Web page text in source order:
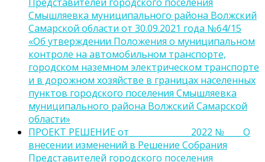
Смышляевка муниципального района Волжский
Самарской области от 30.09.2021 года №64/15
«Об утверждении Положения о муниципальном
контроле на автомобильном транспорте,
городском наземном электрическом транспорте
и в дорожном хозяйстве в границах населенных
пунктов городского поселения Смышляевка
муниципального района Волжский Самарской
области»
ПРОЕКТ РЕШЕНИЕ от_______________2022 №____ О
внесении изменений в Решение Собрания
Представителей городского поселения